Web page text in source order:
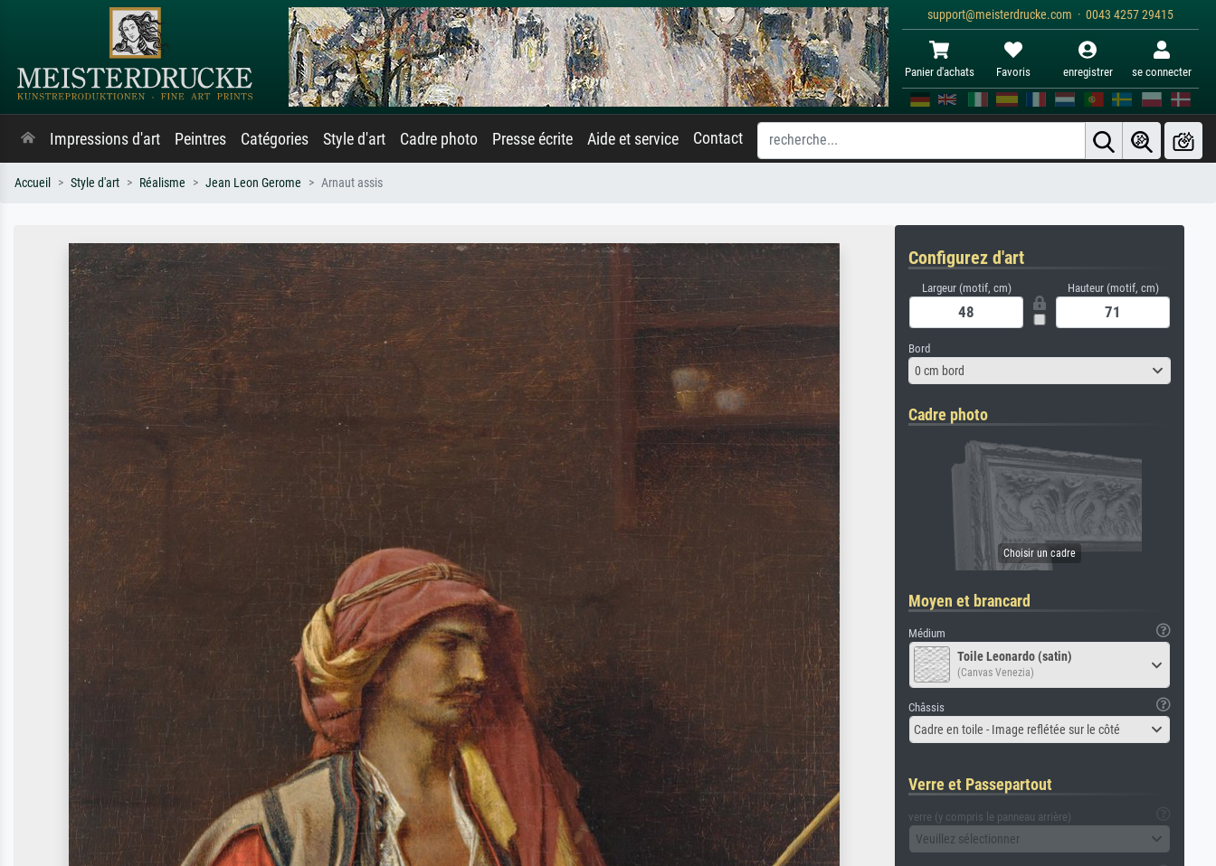
support@meisterdrucke.com · 0043 4257 29415
Panier d'achats Favoris enregistrer se connecter
Impressions d'art Peintres Catégories Style d'art Cadre photo Presse écrite Aide et service Contact
Accueil Style d'art Réalisme Jean Leon Gerome Arnaut assis
Configurez d'art
Largeur (motif, cm) Hauteur (motif, cm)
Bord
0 cm bord
Cadre photo
Moyen et brancard
Médium
Toile Leonardo (satin)
(Canvas Venezia)
Châssis
Cadre en toile - Image reflétée sur le côté
Verre et Passepartout
verre (y compris le panneau arrière)
Veuillez sélectionner